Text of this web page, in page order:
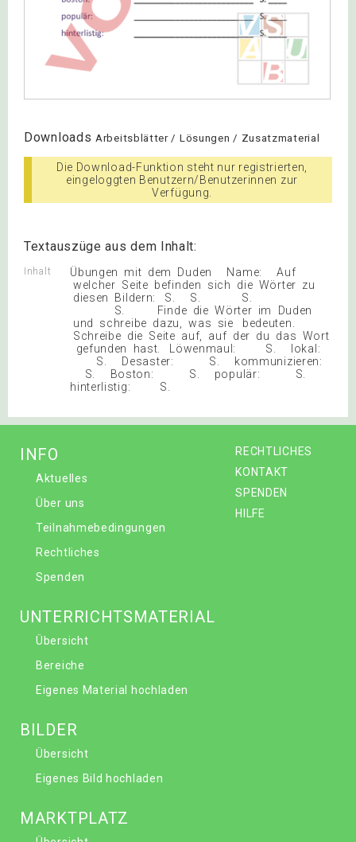
Downloads Arbeitsblätter / Lösungen / Zusatzmaterial
Die Download-Funktion steht nur registrierten,
eingeloggten Benutzern/Benutzerinnen zur
Verfügung.
Textauszüge aus dem Inhalt:
Inhalt
Übungen mit dem Duden Name: Auf
welcher Seite befinden sich die Wörter zu
diesen Bildern: S. S. S.
S. Finde die Wörter im Duden
und schreibe dazu, was sie bedeuten.
Schreibe die Seite auf, auf der du das Wort
gefunden hast. Löwenmaul: S. lokal:
S. Desaster: S. kommunizieren:
S. Boston: S. populär: S.
hinterlistig: S.
RECHTLICHES
KONTAKT
SPENDEN
HILFE
INFO
Aktuelles
Über uns
Teilnahmebedingungen
Rechtliches
Spenden
UNTERRICHTSMATERIAL
Übersicht
Bereiche
Eigenes Material hochladen
BILDER
Übersicht
Eigenes Bild hochladen
MARKTPLATZ